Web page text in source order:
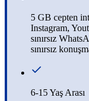
5 GB cepten
Instagram,
sınırsız
sınırsız
6-15 Yaş Arası